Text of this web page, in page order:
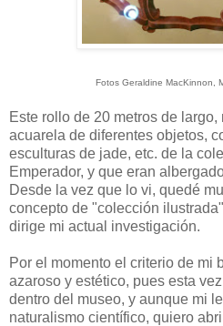
Fotos Geraldine MacKinnon,
Este rollo de 20 metros de largo,
acuarela de diferentes objetos,
esculturas de jade, etc. de la
Emperador, y que eran
Desde la vez que lo vi, quedé
concepto de "colección
dirige mi actual investigación.
Por el momento el criterio de mi
azaroso y estético, pues esta
dentro del museo, y aunque mi
naturalismo científico, quiero